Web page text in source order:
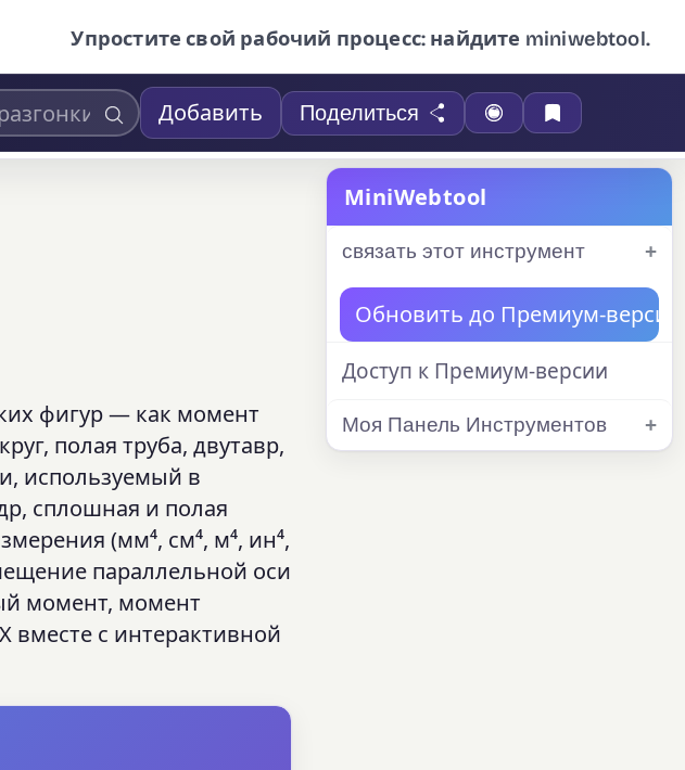
Упростите свой рабочий процесс: найдите miniwebtool.
Добавить Поделиться
фигур — как момент
полая труба, двутавр,
используемый в
сплошная и полая
(мм⁴, см⁴, м⁴, ин⁴,
параллельной оси
момент, момент
с интерактивной
MiniWebtool
связать этот инструмент
Обновить до Премиум-версии
Доступ к Премиум-версии
Моя Панель Инструментов